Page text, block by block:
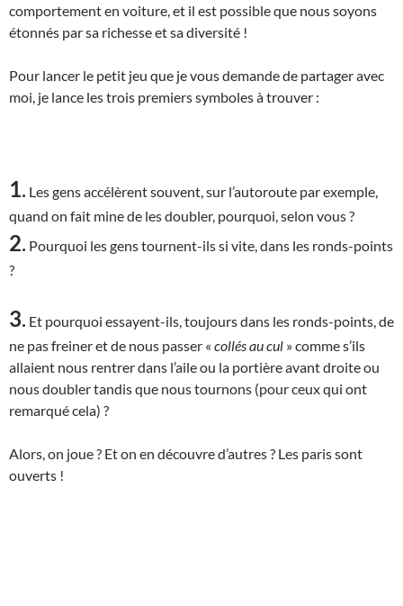
comportement en voiture, et il est possible que nous soyons
étonnés par sa richesse et sa diversité !
Pour lancer le petit jeu que je vous demande de partager avec
moi, je lance les trois premiers symboles à trouver :
1. Les gens accélèrent souvent, sur l’autoroute par exemple,
quand on fait mine de les doubler, pourquoi, selon vous ?
2. Pourquoi les gens tournent-ils si vite, dans les ronds-points
?
3. Et pourquoi essayent-ils, toujours dans les ronds-points, de
ne pas freiner et de nous passer « collés au cul » comme s’ils
allaient nous rentrer dans l’aile ou la portière avant droite ou
nous doubler tandis que nous tournons (pour ceux qui ont
remarqué cela) ?
Alors, on joue ? Et on en découvre d’autres ? Les paris sont
ouverts !